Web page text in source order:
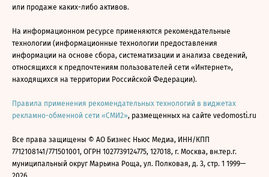
или продаже каких-либо активов.
На информационном ресурсе применяются рекомендательные
технологии (информационные технологии предоставления
информации на основе сбора, систематизации и анализа сведений,
относящихся к предпочтениям пользователей сети «Интернет»,
находящихся на территории Российской Федерации).
Правила применения рекомендательных технологий в виджетах
рекламно-обменной сети «СМИ2», размещенных на сайте vedomosti.ru
Все права защищены © АО Бизнес Ньюс Медиа, ИНН/КПП
7712108141/771501001, ОГРН 1027739124775, 127018, г. Москва, вн.тер.г.
муниципальный округ Марьина Роща, ул. Полковая, д. 3, стр. 1 1999—